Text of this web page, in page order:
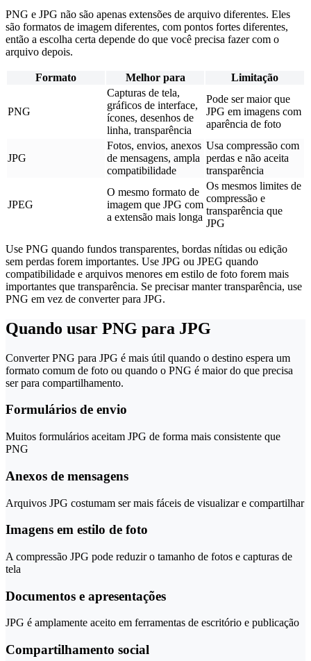
PNG e JPG não são apenas extensões de arquivo diferentes. Eles
são formatos de imagem diferentes, com pontos fortes diferentes,
então a escolha certa depende do que você precisa fazer com o
arquivo depois.
Formato Melhor para Limitação
PNG
Capturas de tela,
gráficos de interface,
ícones, desenhos de
linha, transparência
Pode ser maior que
JPG em imagens com
aparência de foto
JPG
Fotos, envios, anexos
de mensagens, ampla
compatibilidade
Usa compressão com
perdas e não aceita
transparência
JPEG
O mesmo formato de
imagem que JPG com
a extensão mais longa
Os mesmos limites de
compressão e
transparência que
JPG
Use PNG quando fundos transparentes, bordas nítidas ou edição
sem perdas forem importantes. Use JPG ou JPEG quando
compatibilidade e arquivos menores em estilo de foto forem mais
importantes que transparência. Se precisar manter transparência, use
PNG em vez de converter para JPG.
Quando usar PNG para JPG
Converter PNG para JPG é mais útil quando o destino espera um
formato comum de foto ou quando o PNG é maior do que precisa
ser para compartilhamento.
Formulários de envio
Muitos formulários aceitam JPG de forma mais consistente que
PNG
Anexos de mensagens
Arquivos JPG costumam ser mais fáceis de visualizar e compartilhar
Imagens em estilo de foto
A compressão JPG pode reduzir o tamanho de fotos e capturas de
tela
Documentos e apresentações
JPG é amplamente aceito em ferramentas de escritório e publicação
Compartilhamento social